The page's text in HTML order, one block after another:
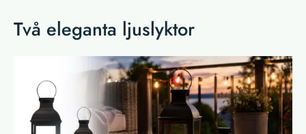
Två eleganta ljuslyktor